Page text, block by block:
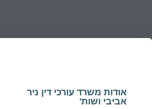
אודות משרד עורכי דין ניר
אביבי ושות'